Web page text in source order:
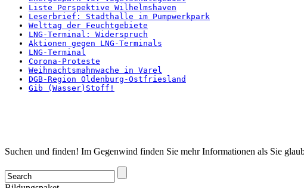
Liste Perspektive Wilhelmshaven
Leserbrief: Stadthalle im Pumpwerkpark
Welttag der Feuchtgebiete
LNG-Terminal: Widerspruch
Aktionen gegen LNG-Terminals
LNG-Terminal
Corona-Proteste
Weihnachtsmahnwache in Varel
DGB-Region Oldenburg-Ostfriesland
Gib (Wasser)Stoff!
Startseite
Suchen und finden! Im Gegenwind finden Sie mehr Informationen als Sie